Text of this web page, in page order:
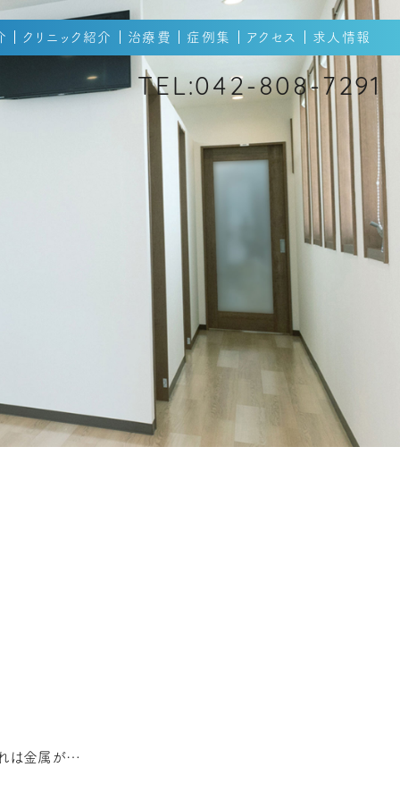
クリニック紹介 治療費 症例集 アクセス 求人情報
TEL:042-808-7291
銀歯を入れてからずいぶん経つのに、鏡を見ると歯茎の際が黒っぽい。そんな経験はないでしょうか。これは金属が唾液に触れ続けて起こる変化で、体質によっては金属アレルギーにつながることもあります。 一方「セラミック」には、体との相性の良さを示す生体親和性という性質があります。組織になじみやすく、拒否反応や炎症を起こしにくいという意味です。原因不明の肌荒れに長年悩む方にも関係がある話かもしれません。なぜ今の状態が起きているのか、順を追ってお話しします。 銀歯の金属溶出とセラミックの生体親和性を分けるメカニズム 唾液環境が溶出を進める仕組み 銀歯の材料は金銀パラジウム合金など複数の金属を混ぜ合わせたものです。 唾液に触れ続けると表面から少しずつ金属イオンが溶け出します。これを金属の溶出と言います。溶け出す速さは一定ではなく、酸性の強い飲食物をよく摂る方や唾液の性質でも変わり、装着からの年数が長いほど進みやすくなります。 異なる金属同士が接触すると起こる反応 銀歯とほかの金属の被せ物、部分入れ歯の金属部分が触れ合うと、唾液を介してわずかな電流が生まれることがあります。いわゆるガルバニック電流で、異なる金属同士の接触で腐食が進みやすくなります。 溶け出したイオンが歯茎の組織に入り込むと、境目が黒っぽく変色して見えてきます。セラミックは金属を含まない素材のため、こうした反応は起こり得ません。 金属アレルギーの発症とセラミックの生体親和性が注目される理由 免疫が金属を異物と認識する仕組み 金属アレルギーは、金属イオンと体内のタンパク質が結びついてできた物質を免疫細胞が異物とみなすことから始まります。これは遅延型アレルギーという反応で、金属に触れてから数時間、時には数日たって症状が出るのがやっかいなところです。 少しずつ金属に触れ続けるうちに免疫が反応しやすくなる、この状態を感作と言います。 何年も問題がなかった銀歯で急に症状が出る理由 では、なぜ長年トラブルのなかった銀歯が、ある日突然反応を起こすのでしょうか。感作が成立するには一定の期間と量が必要で、装着から10年、20年たって初めて症状が出る方も珍しくありません。 ニッケルやパラジウムは特に感作を起こしやすい金属で、一度成立するとごく微量でも反応が起こるため、原因に気づきにくいのです。 放置した場合に現れる全身症状とセラミックの生体親和性の予防的な意味について 手のひらや足の裏に湿疹が出るケース 金属アレルギーの症状は口の中だけにとどまりません。体内に取り込まれた金属イオンは血流に乗って全身をめぐり、離れた皮膚で炎症を起こすことがあります。 手のひらや足の裏に膿疱が繰り返しできる掌蹠膿疱症も、歯科金属との関連が指摘されている例のひとつです。皮膚科で塗り薬を続けても改善せず、後になって金属が関係していたとわかるケースもあります。 放置期間が長引くほど慢性化しやすい 感作が進んだ状態を放置すると症状は繰り返しやすくなり、治療を始めても改善に時間がかかります。かゆみや湿疹が繰り返し出るという方は、口の中の金属を一度疑ってみてください。原因を取り除かない限り体は反応を続けるため、生体親和性の高い素材への置き換えが体の負担を減らす近道になります。 セラミック治療がもたらす生体親和性のメリットと素材の特徴 セラミックの主成分は酸化アルミニウムや酸化ジルコニウムといった無機化合物で、金属のようにイオン化しにくく、体の組織と反応しにくい構造をしています。 人工関節や人工骨にも同系統のセラミックが使われている点からも、歯科以外の分野で評価されていることが分かります。表面が緻密で汚れや細菌が付着しにくいため、虫歯や歯周病の予防にもつながります。 さびたり変色したりせず色調が安定している点も選ばれる理由でしょう。奥歯向けの強度重視の種類と前歯向けの透明感重視の種類があり、場所に応じて使い分けられます。 当院のセラミックと生体親和性を重視した治療の進め方 当院では、金属アレルギーが心配な方や銀歯の変色が気になる方に、問診で既往歴や全身の症状、アレルギーの有無を丁寧にお伺いするところから始めます。 レントゲンやCTで状態を確認し、ご納得いただけるまで説明したうえで、セラミックへの置き換えをご提案しています。ジルコニアやオールセラミックなど種類によって強度や透明感が異なるため、噛む力や場所、費用のご希望に合わせて選んでいます。 装着前にはエアフローで着色を落とし、天然歯の色味に合わせます。一度に全部替える必要はなく、気になる部位から少しずつ進めることもできます。生体親和性という言葉は難しく聞こえますが、体に負担の少ない治療を選ぶということです。気になる症状がある方は、ぜひ一度ご相談ください。 お電話はこちらから WEB予約はこちらから